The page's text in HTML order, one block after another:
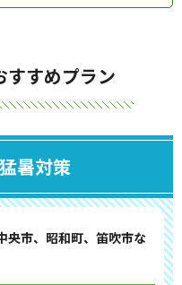
すすめプラン
暑対策
央市、昭和町、笛吹市な